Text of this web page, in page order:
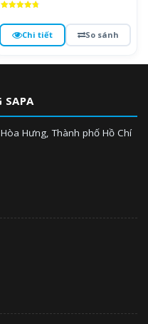
5 saoChi tiết So sánh
SAPA
Hưng, Thành phố Hồ Chí